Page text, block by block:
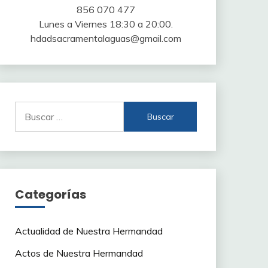
856 070 477
Lunes a Viernes 18:30 a 20:00.
hdadsacramentalaguas@gmail.com
Categorías
Actualidad de Nuestra Hermandad
Actos de Nuestra Hermandad